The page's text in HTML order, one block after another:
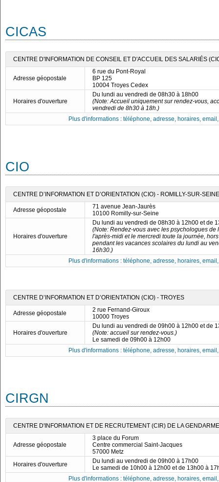
CICAS
CENTRE D'INFORMATION DE CONSEIL ET D'ACCUEIL DES SALARIÉS
Adresse géopostale
6 rue du Pont-Royal
BP 125
10004 Troyes Cedex
Horaires d'ouverture
Du lundi au vendredi de 08h30 à 18h00
(Note: Accueil uniquement sur rendez-vous,
vendredi de 8h30 à 18h.)
Plus d'informations : téléphone, adresse, horaires,
CIO
CENTRE D’INFORMATION ET D’ORIENTATION (CIO) - ROMILLY-SUR-SEINE
Adresse géopostale
71 avenue Jean-Jaurès
10100 Romilly-sur-Seine
Horaires d'ouverture
Du lundi au vendredi de 08h30 à 12h00 et de
(Note: Rendez-vous avec les psychologues
l'après-midi et le mercredi toute la journée,
pendant les vacances scolaires du lundi au
16h30.)
Plus d'informations : téléphone, adresse, horaires,
CENTRE D’INFORMATION ET D’ORIENTATION (CIO) - TROYES
Adresse géopostale
2 rue Fernand-Giroux
10000 Troyes
Horaires d'ouverture
Du lundi au vendredi de 09h00 à 12h00 et de
(Note: accueil sur rendez-vous.)
Le samedi de 09h00 à 12h00
Plus d'informations : téléphone, adresse, horaires,
CIRGN
CENTRE D'INFORMATION ET DE RECRUTEMENT (CIR) DE LA
Adresse géopostale
3 place du Forum
Centre commercial Saint-Jacques
57000 Metz
Horaires d'ouverture
Du lundi au vendredi de 09h00 à 17h00
Le samedi de 10h00 à 12h00 et de 13h00 à
Plus d'informations : téléphone, adresse, horaires,